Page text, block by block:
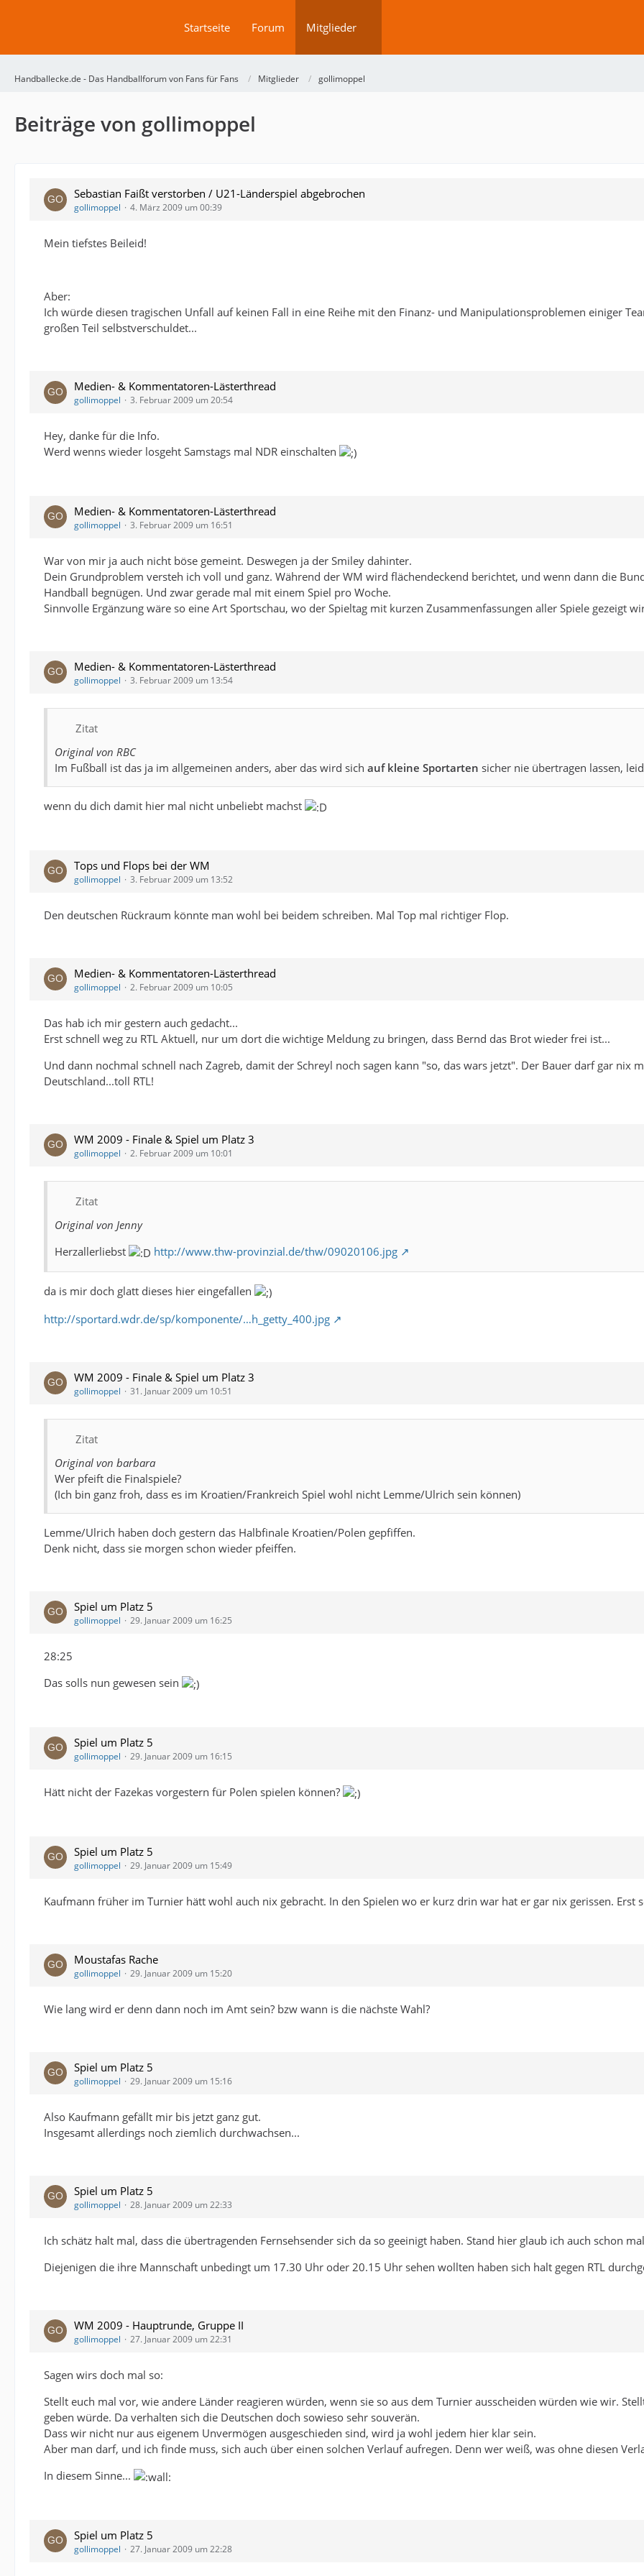
Startseite Forum Mitglieder
Handballecke.de - Das Handballforum von Fans für Fans Mitglieder gollimoppel
Beiträge von gollimoppel
Sebastian Faißt verstorben / U21-Länderspiel abgebrochen
gollimoppel 4. März 2009 um 00:39
Mein tiefstes Beileid!
Aber:
Ich würde diesen tragischen Unfall auf keinen Fall in eine Reihe mit den Finanz- und Manipulationsproblemen einiger
großen Teil selbstverschuldet...
Medien- & Kommentatoren-Lästerthread
gollimoppel 3. Februar 2009 um 20:54
Hey, danke für die Info.
Werd wenns wieder losgeht Samstags mal NDR einschalten
Medien- & Kommentatoren-Lästerthread
gollimoppel 3. Februar 2009 um 16:51
War von mir ja auch nicht böse gemeint. Deswegen ja der Smiley dahinter.
Dein Grundproblem versteh ich voll und ganz. Während der WM wird flächendeckend berichtet, und wenn dann die
Handball begnügen. Und zwar gerade mal mit einem Spiel pro Woche.
Sinnvolle Ergänzung wäre so eine Art Sportschau, wo der Spieltag mit kurzen Zusammenfassungen aller Spiele gezeigt
Medien- & Kommentatoren-Lästerthread
gollimoppel 3. Februar 2009 um 13:54
Zitat
Original von RBC
Im Fußball ist das ja im allgemeinen anders, aber das wird sich auf kleine Sportarten sicher nie übertragen lassen,
wenn du dich damit hier mal nicht unbeliebt machst
Tops und Flops bei der WM
gollimoppel 3. Februar 2009 um 13:52
Den deutschen Rückraum könnte man wohl bei beidem schreiben. Mal Top mal richtiger Flop.
Medien- & Kommentatoren-Lästerthread
gollimoppel 2. Februar 2009 um 10:05
Das hab ich mir gestern auch gedacht...
Erst schnell weg zu RTL Aktuell, nur um dort die wichtige Meldung zu bringen, dass Bernd das Brot wieder frei ist...
Und dann nochmal schnell nach Zagreb, damit der Schreyl noch sagen kann "so, das wars jetzt". Der Bauer darf gar nix
Deutschland...toll RTL!
WM 2009 - Finale & Spiel um Platz 3
gollimoppel 2. Februar 2009 um 10:01
Zitat
Original von Jenny
Herzallerliebst
http://www.thw-provinzial.de/thw/09020106.jpg
da is mir doch glatt dieses hier eingefallen
http://sportard.wdr.de/sp/komponente/…h_getty_400.jpg
WM 2009 - Finale & Spiel um Platz 3
gollimoppel 31. Januar 2009 um 10:51
Zitat
Original von barbara
Wer pfeift die Finalspiele?
(Ich bin ganz froh, dass es im Kroatien/Frankreich Spiel wohl nicht Lemme/Ulrich sein können)
Lemme/Ulrich haben doch gestern das Halbfinale Kroatien/Polen gepfiffen.
Denk nicht, dass sie morgen schon wieder pfeiffen.
Spiel um Platz 5
gollimoppel 29. Januar 2009 um 16:25
28:25
Das solls nun gewesen sein
Spiel um Platz 5
gollimoppel 29. Januar 2009 um 16:15
Hätt nicht der Fazekas vorgestern für Polen spielen können?
Spiel um Platz 5
gollimoppel 29. Januar 2009 um 15:49
Kaufmann früher im Turnier hätt wohl auch nix gebracht. In den Spielen wo er kurz drin war hat er gar nix gerissen. Erst
Moustafas Rache
gollimoppel 29. Januar 2009 um 15:20
Wie lang wird er denn dann noch im Amt sein? bzw wann is die nächste Wahl?
Spiel um Platz 5
gollimoppel 29. Januar 2009 um 15:16
Also Kaufmann gefällt mir bis jetzt ganz gut.
Insgesamt allerdings noch ziemlich durchwachsen...
Spiel um Platz 5
gollimoppel 28. Januar 2009 um 22:33
Ich schätz halt mal, dass die übertragenden Fernsehsender sich da so geeinigt haben. Stand hier glaub ich auch schon
Diejenigen die ihre Mannschaft unbedingt um 17.30 Uhr oder 20.15 Uhr sehen wollten haben sich halt gegen RTL
WM 2009 - Hauptrunde, Gruppe II
gollimoppel 27. Januar 2009 um 22:31
Sagen wirs doch mal so:
Stellt euch mal vor, wie andere Länder reagieren würden, wenn sie so aus dem Turnier ausscheiden würden wie wir.
geben würde. Da verhalten sich die Deutschen doch sowieso sehr souverän.
Dass wir nicht nur aus eigenem Unvermögen ausgeschieden sind, wird ja wohl jedem hier klar sein.
Aber man darf, und ich finde muss, sich auch über einen solchen Verlauf aufregen. Denn wer weiß, was ohne diesen
In diesem Sinne...
Spiel um Platz 5
gollimoppel 27. Januar 2009 um 22:28